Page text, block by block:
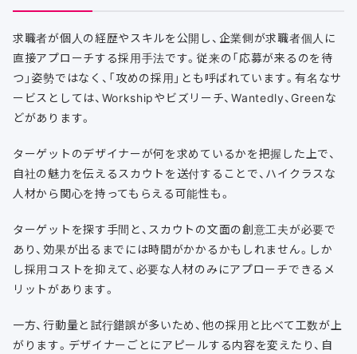
求職者が個人の経歴やスキルを公開し、企業側が求職者個人に
直接アプローチする採用手法です。従来の「応募が来るのを待
つ」姿勢ではなく、「攻めの採用」とも呼ばれています。有名なサ
ービスとしては、Workshipやビズリーチ、Wantedly、Greenな
どがあります。
ターゲットのデザイナーが何を求めているかを把握した上で、
自社の魅力を伝えるスカウトを送付することで、ハイクラスな
人材から関心を持ってもらえる可能性も。
ターゲットを探す手間と、スカウトの文面の創意工夫が必要で
あり、効果が出るまでには時間がかかるかもしれません。しか
し採用コストを抑えて、必要な人材のみにアプローチできるメ
リットがあります。
一方、行動量と試行錯誤が多いため、他の採用と比べて工数が上
がります。デザイナーごとにアピールする内容を変えたり、自